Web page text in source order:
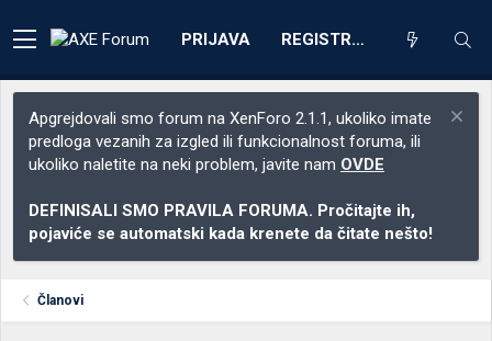
PRIJAVA REGISTRACIJA
Apgrejdovali smo forum na XenForo 2.1.1, ukoliko imate
predloga vezanih za izgled ili funkcionalnost foruma, ili
ukoliko naletite na neki problem, javite nam OVDE
DEFINISALI SMO PRAVILA FORUMA. Pročitajte ih,
pojaviće se automatski kada krenete da čitate nešto!
Članovi